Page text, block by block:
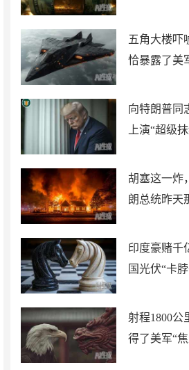
五角大楼吓
恰暴露了美
向特朗普同
上演“超级
胡塞这一炸
朗总统昨天
印度豪赌千
国光伏“卡脖
射程1800公
得了美军“焦